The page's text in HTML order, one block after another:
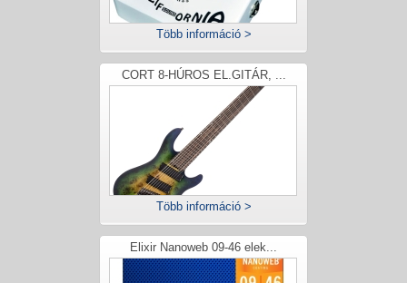
Több információ >
CORT 8-HÚROS EL.GITÁR, ...
Több információ >
Elixir Nanoweb 09-46 elek...